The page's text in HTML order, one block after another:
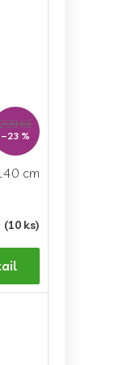
Kč
–23 %
cm
(10 ks)